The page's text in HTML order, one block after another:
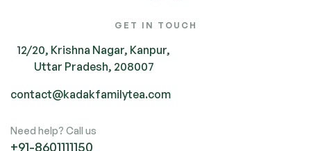
GET IN TOUCH
12/20, Krishna Nagar, Kanpur,
Uttar Pradesh, 208007
contact@kadakfamilytea.com
Need help? Call us
+91-8601111150